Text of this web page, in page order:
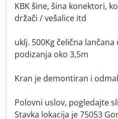
KBK šine, šina konektori,
držači / vešalice itd
uklj. 500Kg čelična lančana
podizanja oko 3,5m
Kran je demontiran i
Polovni uslov, pogledajte
Stavka lokacija je 75053